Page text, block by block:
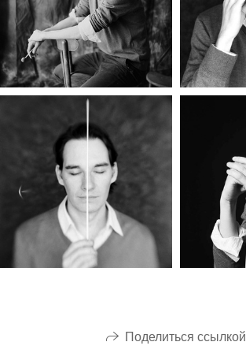
Поделиться ссылкой